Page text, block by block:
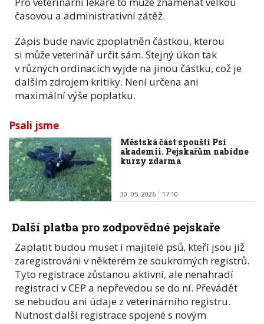
časovou a administrativní zátěž.
Zápis bude navíc zpoplatněn částkou, kterou
si může veterinář určit sám. Stejný úkon tak
v různých ordinacích vyjde na jinou částku, což je
dalším zdrojem kritiky. Není určena ani
maximální výše poplatku.
Psali jsme
Městská část spouští Psí
akademii. Pejskařům nabídne
kurzy zdarma
30. 05. 2026 17:10
Další platba pro zodpovědné pejskaře
Zaplatit budou muset i majitelé psů, kteří jsou již
zaregistrováni v některém ze soukromých registrů.
Tyto registrace zůstanou aktivní, ale nenahradí
registraci v CEP a nepřevedou se do ní. Převádět
se nebudou ani údaje z veterinárního registru.
Nutnost další registrace spojené s novým